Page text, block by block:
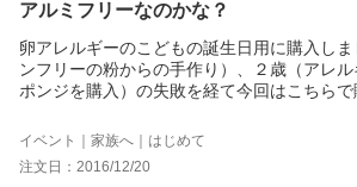
アルミフリーなのかな？
卵アレルギーのこどもの誕生日用に購入し
ンフリーの粉からの手作り）、２歳（アレ
ポンジを購入）の失敗を経て今回はこちらで
レビューをみるとデコレーション済みじゃ
して私は正解でした。
気になるアルミ成分の有無は、注文日までに
ですが、入っていなければ満点です。
イベント｜家族へ｜はじめて
注文日：2016/12/20